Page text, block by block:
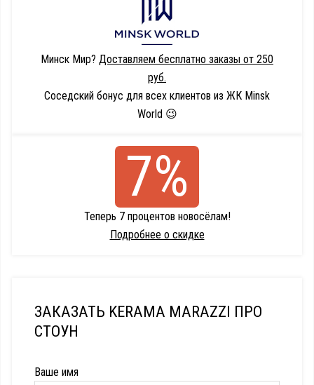
Минск Мир? Доставляем бесплатно заказы от 250
руб.
Соседский бонус для всех клиентов из ЖК Minsk
World 😉
7%
Теперь 7 процентов новосёлам!
Подробнее о скидке
ЗАКАЗАТЬ KERAMA MARAZZI ПРО
СТОУН
Ваше имя